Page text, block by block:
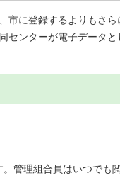
市に登録するよりもさ
センターが電子データ
管理組合員はいつでも